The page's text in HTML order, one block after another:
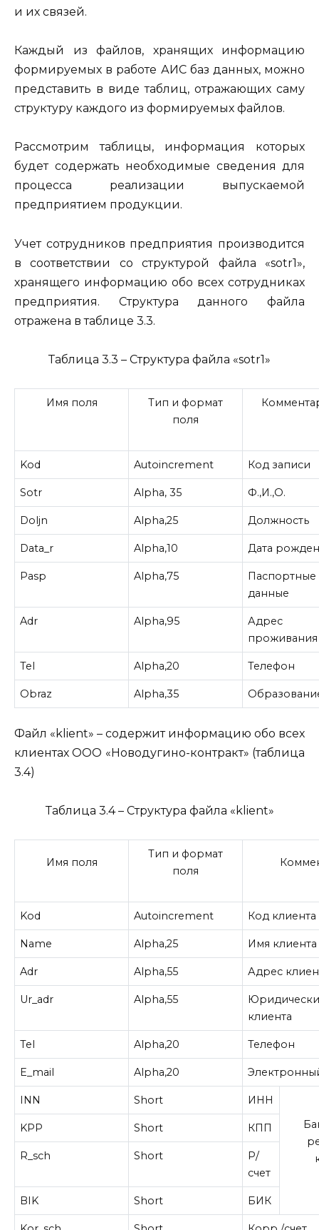
и их связей.
Каждый из файлов, хранящих информацию
формируемых в работе АИС баз данных, можно
представить в виде таблиц, отражающих саму
структуру каждого из формируемых файлов.
Рассмотрим таблицы, информация которых
будет содержать необходимые сведения для
процесса реализации выпускаемой
предприятием продукции.
Учет сотрудников предприятия производится
в соответствии со структурой файла «sotr1»,
хранящего информацию обо всех сотрудниках
предприятия. Структура данного файла
отражена в таблице 3.3.
Таблица 3.3 – Структура файла «sotr1»
Имя поля
Тип и формат
поля
Kod Autoincrement Код записи
Sotr Alpha, 35 Ф.,И.,О.
Doljn Alpha,25 Должность
Data_r Alpha,10 Дата
Pasp Alpha,75
Паспортные
данные
Adr Alpha,95
Адрес
проживания
Tel Alpha,20 Телефон
Obraz Alpha,35
Файл «klient» – содержит информацию обо всех
клиентах ООО «Новодугино-контракт» (таблица
3.4)
Таблица 3.4 – Структура файла «klient»
Имя поля
Тип и формат
поля
Kod Autoincrement Код клиента
Name Alpha,25 Имя клиента
Adr Alpha,55 Адрес
Ur_adr Alpha,55
клиента
Tel Alpha,20 Телефон
E_mail Alpha,20
INN Short
ИНН
KPP Short КПП
R_sch Short
Р/
счет
BIK Short БИК